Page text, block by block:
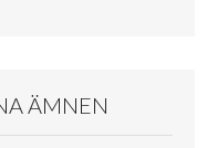
ÄMNEN